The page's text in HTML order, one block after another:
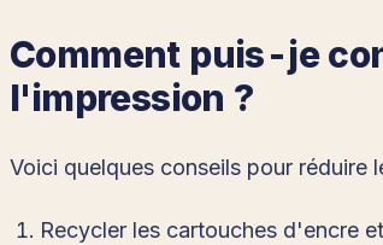
Comment puis-je
l'impression ?
Voici quelques conseils pour réduire
Recycler les cartouches d'encre